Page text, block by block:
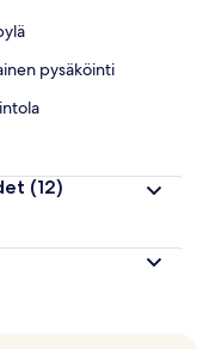
pysäköinti
(12)